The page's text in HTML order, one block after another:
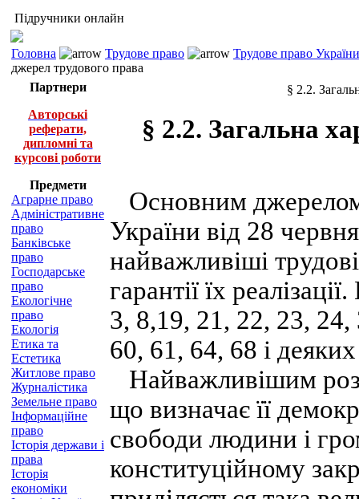
Підручники онлайн
Головна Трудове право
Трудове право
джерел трудового права
Партнери
Авторські
реферати,
дипломні та
курсові роботи
Предмети
Аграрне право
Адміністративне
право
Банківське
право
Господарське
право
Екологічне
право
Екологія
Етика та
Естетика
Житлове право
Журналістика
Земельне право
Інформаційне
право
Історія держави і
права
Історія
економіки
§ 2.2.
§ 2.2. Загальна
Основним джерелом
України від 28
найважливіші
гарантії їх
3, 8,19, 21, 22, 23,
60, 61, 64, 68 і
Найважливішим
що визначає її
свободи людини і
конституційному